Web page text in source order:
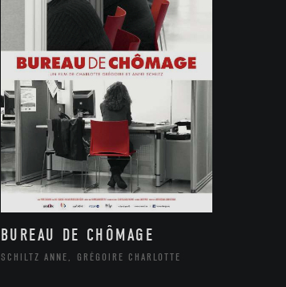
BUREAU DE CHÔMAGE
SCHILTZ ANNE, GRÉGOIRE CHARLOTTE